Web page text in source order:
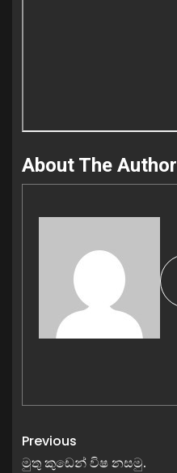
About The Author
Previous
මුතු කුඩෙන් විෂ නසමු.